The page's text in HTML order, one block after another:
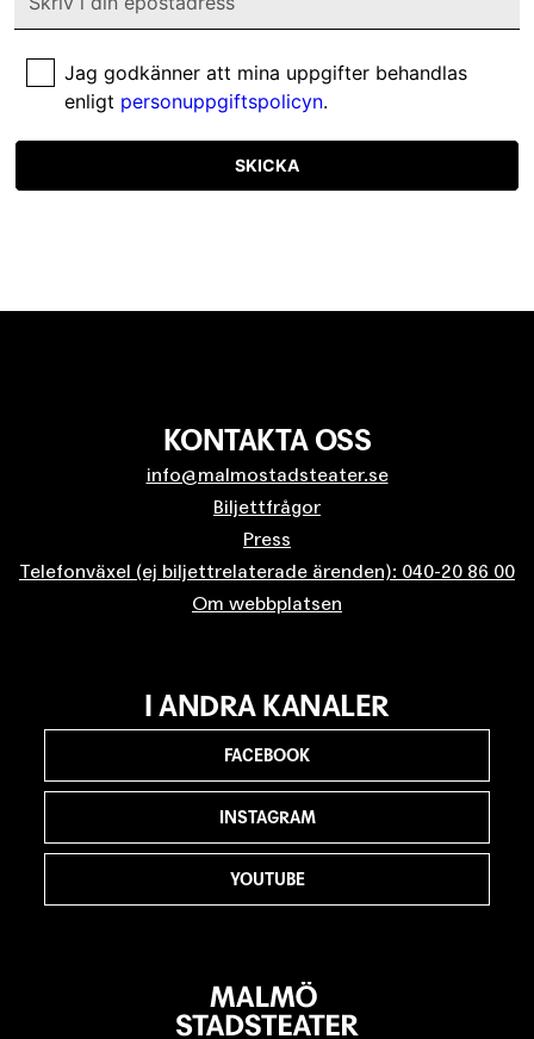
Jag godkänner att mina uppgifter behandlas
enligt personuppgiftspolicyn.
SKICKA
KONTAKTA OSS
info@malmostadsteater.se
Biljettfrågor
Press
Telefonväxel (ej biljettrelaterade ärenden): 040-20 86 00
Om webbplatsen
I ANDRA KANALER
FACEBOOK
INSTAGRAM
YOUTUBE